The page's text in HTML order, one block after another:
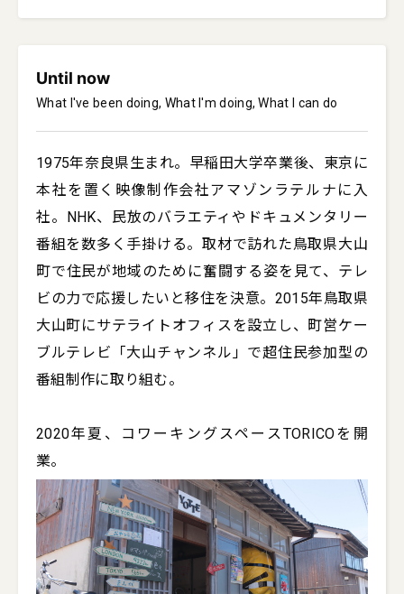
Until now
What I've been doing, What I'm doing, What I can do
1975年奈良県生まれ。早稲田大学卒業後、東京に
本社を置く映像制作会社アマゾンラテルナに入
社。NHK、民放のバラエティやドキュメンタリー
番組を数多く手掛ける。取材で訪れた鳥取県大山
町で住民が地域のために奮闘する姿を見て、テレ
ビの力で応援したいと移住を決意。2015年鳥取県
大山町にサテライトオフィスを設立し、町営ケー
ブルテレビ「大山チャンネル」で超住民参加型の
番組制作に取り組む。
2020年夏、コワーキングスペースTORICOを開